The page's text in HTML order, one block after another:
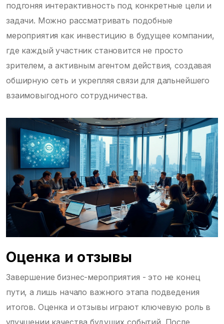
подгоняя интерактивность под конкретные цели и
задачи. Можно рассматривать подобные
мероприятия как инвестицию в будущее компании,
где каждый участник становится не просто
зрителем, а активным агентом действия, создавая
обширную сеть и укрепляя связи для дальнейшего
взаимовыгодного сотрудничества.
Оценка и отзывы
Завершение бизнес-мероприятия - это не конец
пути, а лишь начало важного этапа подведения
итогов. Оценка и отзывы играют ключевую роль в
улучшении качества будущих событий. После